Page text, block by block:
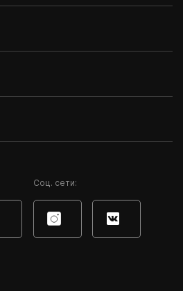
Соц. сети: